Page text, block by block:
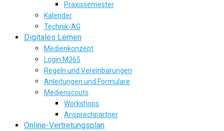
Praxissemester
Kalender
Technik-AG
Digitales Lernen
Medienkonzept
Login M365
Regeln und Vereinbarungen
Anleitungen und Formulare
Medienscouts
Workshops
Ansprechpartner
Online-Vertretungsplan